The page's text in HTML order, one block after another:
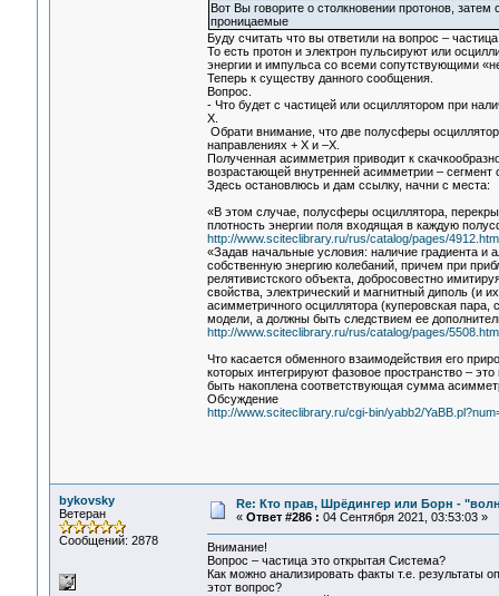
Вот Вы говорите о столкновении протонов,
проницаемые
Буду считать что вы ответили на вопрос –
То есть протон и электрон пульсируют или
энергии и импульса со всеми сопутствующими
Теперь к существу данного сообщения.
Вопрос.
- Что будет с частицей или осциллятором при
Х.
Обрати внимание, что две полусферы
направлениях + Х и –Х.
Полученная асимметрия приводит к
возрастающей внутренней асимметрии –
Здесь остановлюсь и дам ссылку, начни с места:
«В этом случае, полусферы осциллятора,
плотность энергии поля входящая в каждую
http://www.sciteclibrary.ru/rus/catalog/pages/
«Задав начальные условия: наличие градиента и
собственную энергию колебаний, причем при
релятивистского объекта, добросовестно
свойства, электрический и магнитный диполь (и
асимметричного осциллятора (куперовская пара,
модели, а должны быть следствием ее
http://www.sciteclibrary.ru/rus/catalog/pages/
Что касается обменного взаимодействия его
которых интегрируют фазовое пространство –
быть накоплена соответствующая сумма
Обсуждение
http://www.sciteclibrary.ru/cgi-bin/yabb2/
bykovsky
Ветеран
Сообщений: 2878
Re: Кто прав, Шрёдингер или Борн -
« Ответ #286 : 04 Сентября 2021, 03:53:03 »
Внимание!
Вопрос – частица это открытая Система?
Как можно анализировать факты т.е. результаты
этот вопрос?